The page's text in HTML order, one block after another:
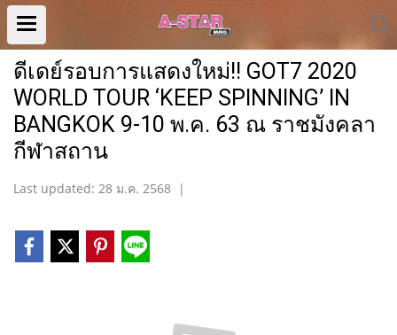
ดีเดย์รอบการแสดงใหม่!! GOT7 2020
WORLD TOUR ‘KEEP SPINNING’ IN
BANGKOK 9-10 พ.ค. 63 ณ ราชมังคลา
กีฬาสถาน
Last updated: 28 ม.ค. 2568 |